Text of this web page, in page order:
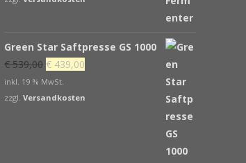
Green Star Saftpresse GS 1000
€539,00 Ursprünglicher
Preis
war:
€ 439,00
ist:
inkl. 19 % MwSt.
zzgl. Versandkosten